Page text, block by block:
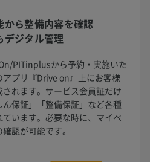
から整備内容を確認
デジタル管理
PITinplusから予約・実施いた
プリ『Drive on』上にお客様
れます。サービス会員証だけ
保証」「整備保証」など各種
います。必要な時に、マイペ
認が可能です。